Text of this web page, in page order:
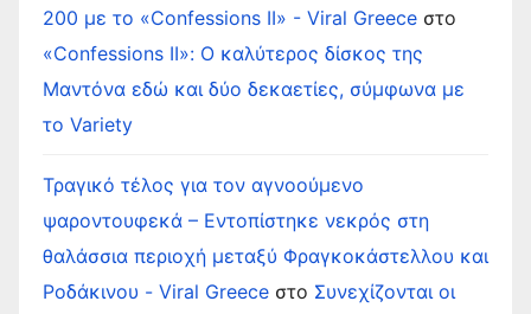
200 με το «Confessions II» - Viral Greece στο
«Confessions II»: Ο καλύτερος δίσκος της
Μαντόνα εδώ και δύο δεκαετίες, σύμφωνα με
το Variety
Τραγικό τέλος για τον αγνοούμενο
ψαροντουφεκά – Εντοπίστηκε νεκρός στη
θαλάσσια περιοχή μεταξύ Φραγκοκάστελλου και
Ροδάκινου - Viral Greece στο Συνεχίζονται οι